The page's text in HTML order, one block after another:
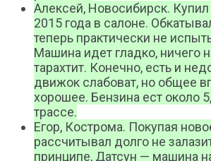
Алексей, Новосибирск.
2015 года в салоне.
теперь практически не
Машина идет гладко, ничего
тарахтит. Конечно, есть и
движок слабоват, но общее
хорошее. Бензина ест около
трассе.
Егор, Кострома. Покупая
рассчитывал долго не
принципе, Датсун — машина